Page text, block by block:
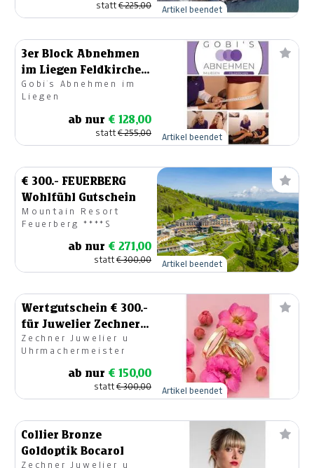
statt€ 225,00 Artikel beendet
3er Block Abnehmen
im Liegen Feldkirchen
- Gobi´s
Gobi´s Abnehmen im
Liegen
ab nur € 128,00
statt€ 255,00 Artikel beendet
€ 300.- FEUERBERG
Wohlfühl Gutschein
Mountain Resort
Feuerberg ****S
ab nur € 271,00
statt€ 300,00 Artikel beendet
Wertgutschein € 300.-
für Juwelier Zechner
(Ehringe)
Zechner Juwelier u
Uhrmachermeister
ab nur € 150,00
statt€ 300,00 Artikel beendet
Collier Bronze
Goldoptik Bocarol
Zechner Juwelier u